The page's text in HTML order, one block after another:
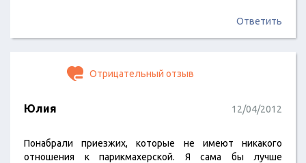
Ответить
Отрицательный отзыв
Юлия 12/04/2012
Понабрали приезжих, которые не имеют никакого
отношения к парикмахерской. Я сама бы лучше